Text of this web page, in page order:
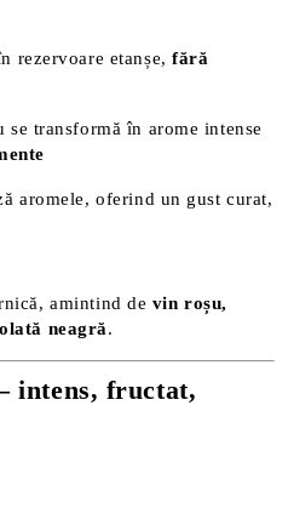
rezervoare etanșe,fără
transformă în arome intense
aromele, oferind un gust curat,
amintind de vin roșu,
neagră.
intens, fructat,